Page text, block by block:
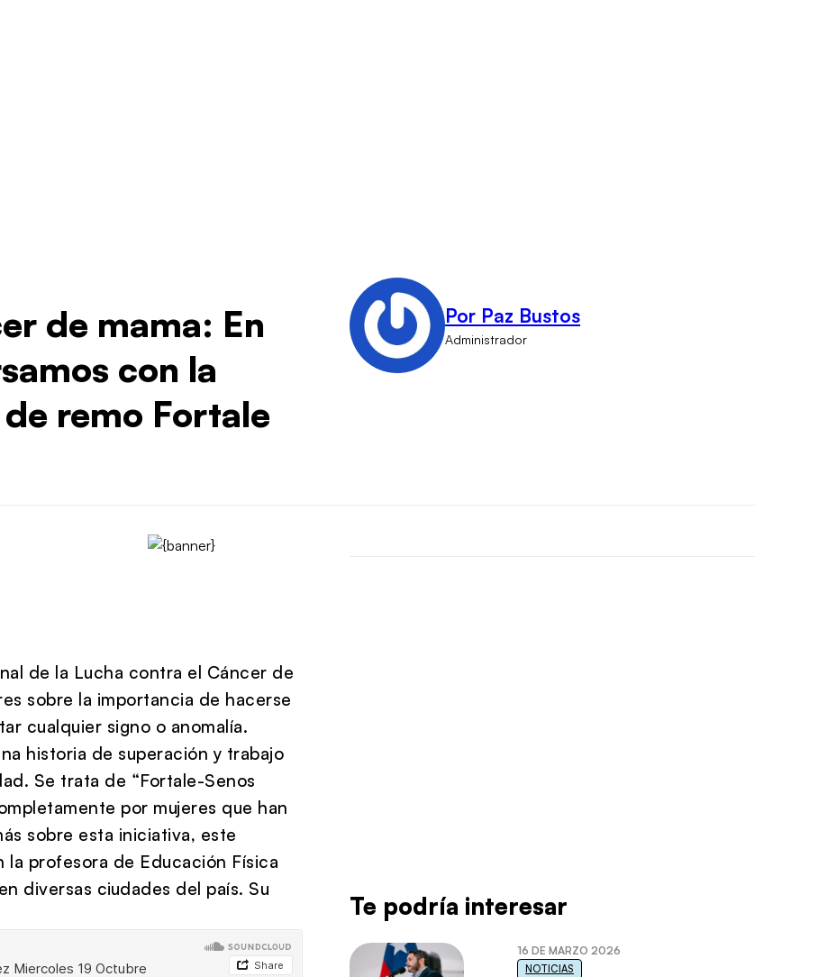
de mama: En
con la
remo Fortale
Por Paz Bustos
Administrador
de la Lucha contra el Cáncer de
sobre la importancia de hacerse
cualquier signo o anomalía.
historia de superación y trabajo
Se trata de “Fortale-Senos
por mujeres que han
sobre esta iniciativa, este
la profesora de Educación Física
diversas ciudades del país. Su
Te podría interesar
16 DE MARZO 2026
NOTICIAS